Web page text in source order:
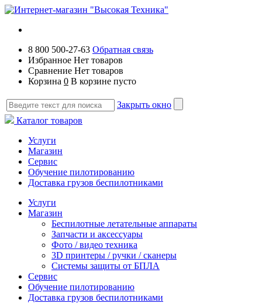
8 800 500-27-63 Обратная связь
Избранное Нет товаров
Сравнение Нет товаров
Корзина 0 В корзине пусто
Закрыть окно
Каталог товаров
Услуги
Магазин
Сервис
Обучение пилотированию
Доставка грузов беспилотниками
Услуги
Магазин
Беспилотные летательные аппараты
Запчасти и аксессуары
Фото / видео техника
3D принтеры / ручки / сканеры
Системы защиты от БПЛА
Сервис
Обучение пилотированию
Доставка грузов беспилотниками